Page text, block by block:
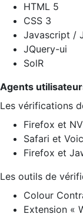
HTML 5
CSS 3
Javascript /
JQuery-ui
SolR
Agents
Les vérifications
Firefox et
Safari et
Firefox et
Les outils de
Colour
Extension «